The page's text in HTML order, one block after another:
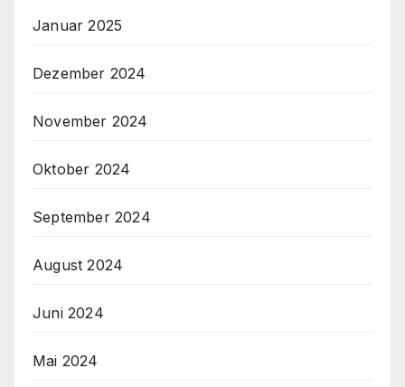
Januar 2025
Dezember 2024
November 2024
Oktober 2024
September 2024
August 2024
Juni 2024
Mai 2024